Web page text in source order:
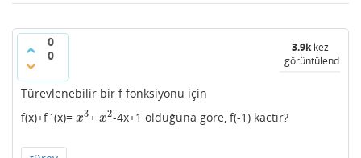
0
0
3.9kkez
görüntülendi
Türevlenebilir bir f fonksiyonu için
f(x)+f`(x)= x3
x3+ x2
x2-4x+1 olduğuna göre, f(-1) kactir?